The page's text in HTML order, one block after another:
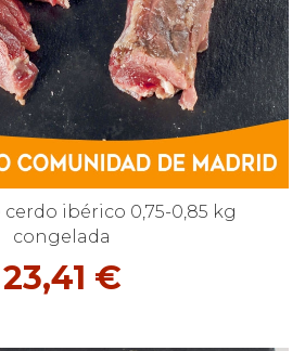
ibérico 0,75-0,85 kg
congelada
23,41 €